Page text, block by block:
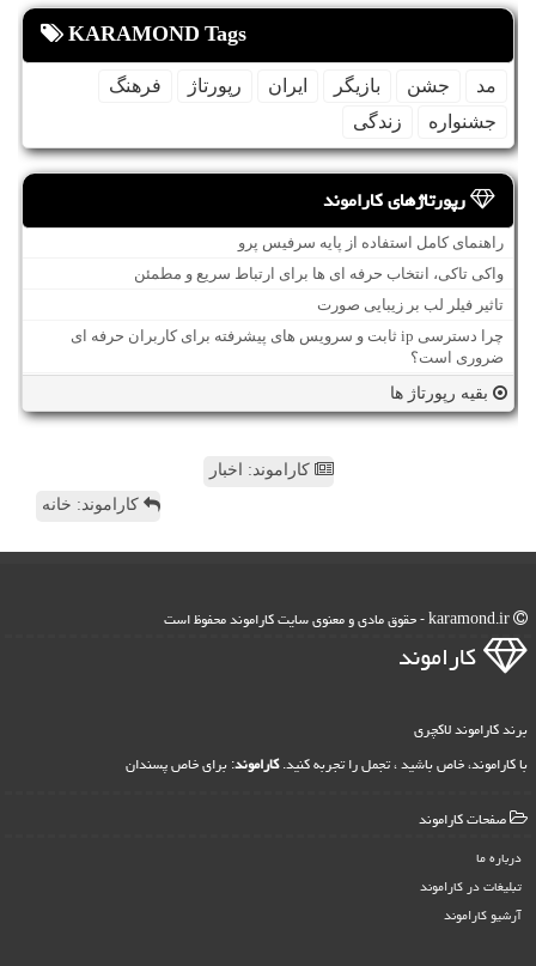
KARAMOND Tags
مد جشن بازیگر ایران رپورتاژ
فرهنگ
جشنواره
زندگی
رپورتاژهای کاراموند
راهنمای کامل استفاده از پایه سرفیس پرو
واکی تاکی، انتخاب حرفه ای ها برای ارتباط سریع و مطمئن
تاثیر فیلر لب بر زیبایی صورت
چرا دسترسی ip ثابت و سرویس های پیشرفته برای کاربران حرفه ای
ضروری است؟
بقیه رپورتاژ ها
کاراموند: اخبار
کاراموند: خانه
كاراموند
برند کاراموند لاکچری
با کاراموند، خاص باشید ، تجمل را تجربه کنید.کاراموند: برای خاص پسندان
صفحات كاراموند
درباره ما
تبلیغات در كاراموند
آرشیو كاراموند